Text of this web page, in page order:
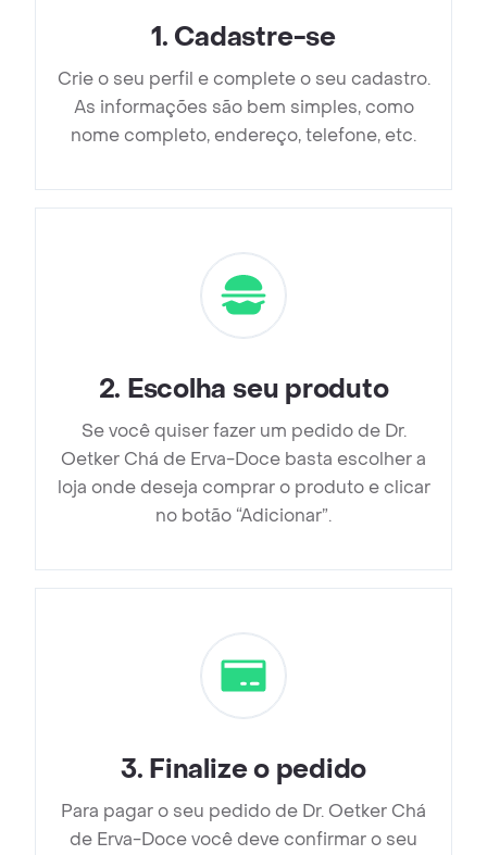
1. Cadastre-se
Crie o seu perfil e complete o seu cadastro.
As informações são bem simples, como
nome completo, endereço, telefone, etc.
2. Escolha seu produto
Se você quiser fazer um pedido de Dr.
Oetker Chá de Erva-Doce basta escolher a
loja onde deseja comprar o produto e clicar
no botão “Adicionar”.
3. Finalize o pedido
Para pagar o seu pedido de Dr. Oetker Chá
de Erva-Doce você deve confirmar o seu